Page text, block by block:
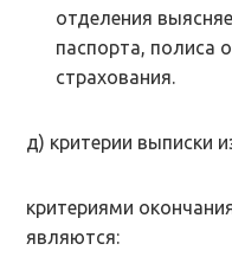
отделения
паспорта, полиса
страхования.
д) критерии выписки
критериями
являются: